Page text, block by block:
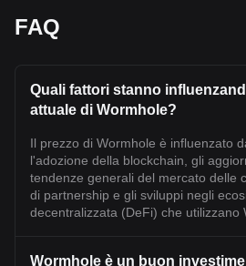
FAQ
Quali fattori stanno
attuale di Wormhole?
Il prezzo di Wormhole è influenzato
l'adozione della blockchain, gli
tendenze generali del mercato delle
di partnership e gli sviluppi negli
decentralizzata (DeFi) che utilizzano
Wormhole è un buon